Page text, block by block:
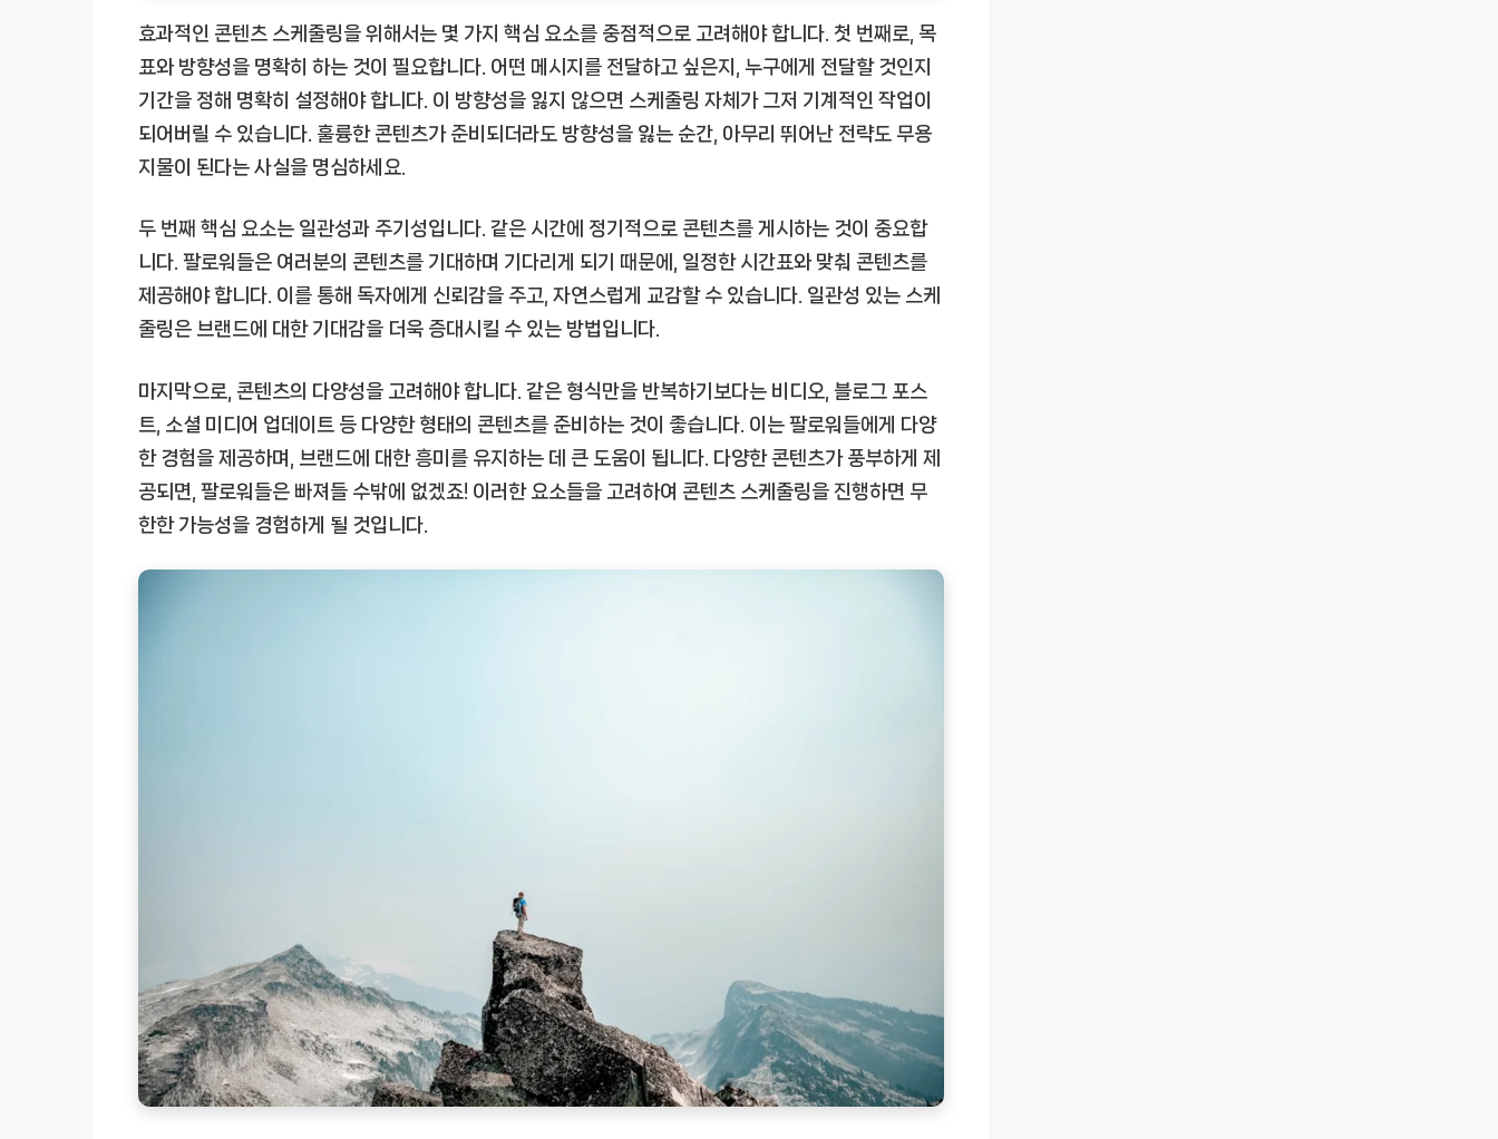
효과적인 콘텐츠 스케줄링을 위해서는 몇 가지 핵심 요소를 중점적으로 고려해야 합니다. 첫 번째로, 목
표와 방향성을 명확히 하는 것이 필요합니다. 어떤 메시지를 전달하고 싶은지, 누구에게 전달할 것인지
기간을 정해 명확히 설정해야 합니다. 이 방향성을 잃지 않으면 스케줄링 자체가 그저 기계적인 작업이
되어버릴 수 있습니다. 훌륭한 콘텐츠가 준비되더라도 방향성을 잃는 순간, 아무리 뛰어난 전략도 무용
지물이 된다는 사실을 명심하세요.
두 번째 핵심 요소는 일관성과 주기성입니다. 같은 시간에 정기적으로 콘텐츠를 게시하는 것이 중요합
니다. 팔로워들은 여러분의 콘텐츠를 기대하며 기다리게 되기 때문에, 일정한 시간표와 맞춰 콘텐츠를
제공해야 합니다. 이를 통해 독자에게 신뢰감을 주고, 자연스럽게 교감할 수 있습니다. 일관성 있는 스케
줄링은 브랜드에 대한 기대감을 더욱 증대시킬 수 있는 방법입니다.
마지막으로, 콘텐츠의 다양성을 고려해야 합니다. 같은 형식만을 반복하기보다는 비디오, 블로그 포스
트, 소셜 미디어 업데이트 등 다양한 형태의 콘텐츠를 준비하는 것이 좋습니다. 이는 팔로워들에게 다양
한 경험을 제공하며, 브랜드에 대한 흥미를 유지하는 데 큰 도움이 됩니다. 다양한 콘텐츠가 풍부하게 제
공되면, 팔로워들은 빠져들 수밖에 없겠죠! 이러한 요소들을 고려하여 콘텐츠 스케줄링을 진행하면 무
한한 가능성을 경험하게 될 것입니다.